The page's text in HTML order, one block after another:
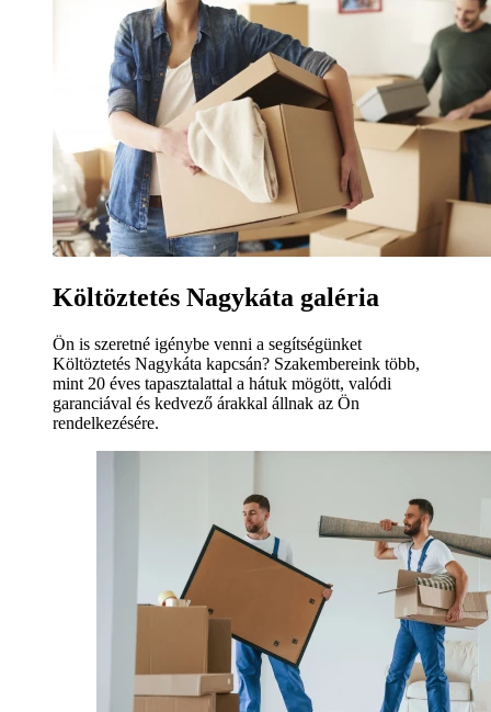
Költöztetés Nagykáta galéria
Ön is szeretné igénybe venni a segítségünket
Költöztetés Nagykáta kapcsán? Szakembereink több,
mint 20 éves tapasztalattal a hátuk mögött, valódi
garanciával és kedvező árakkal állnak az Ön
rendelkezésére.